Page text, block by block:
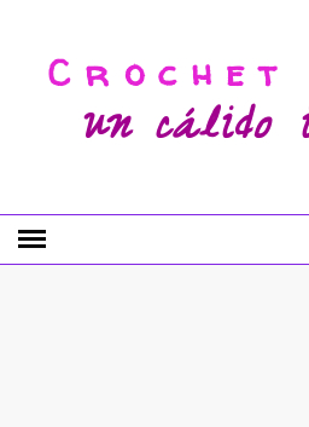
Crochet
un cálido